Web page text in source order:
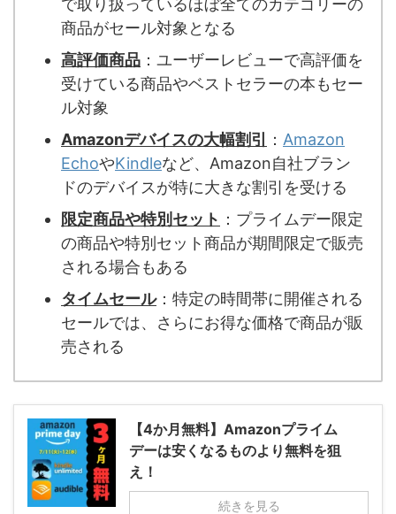
で取り扱っているほぼ全てのカテゴリーの
商品がセール対象となる
高評価商品 ：ユーザーレビューで高評価を
受けている商品やベストセラーの本もセー
ル対象
Amazonデバイスの大幅割引
： Amazon
EchoやKindleなど、Amazon自社ブラン
ドのデバイスが特に大きな割引を受ける
限定商品や特別セット ：プライムデー限定
の商品や特別セット商品が期間限定で販売
される場合もある
タイムセール：特定の時間帯に開催される
セールでは、さらにお得な価格で商品が販
売される
【4か月無料】Amazonプライム
デーは安くなるものより無料を狙
え！
続きを見る